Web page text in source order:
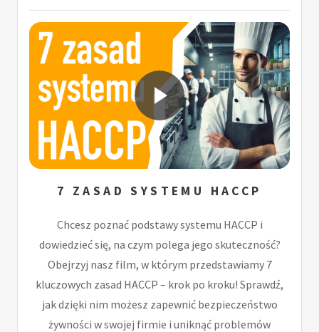
7 ZASAD SYSTEMU HACCP
Chcesz poznać podstawy systemu HACCP i
dowiedzieć się, na czym polega jego skuteczność?
Obejrzyj nasz film, w którym przedstawiamy 7
kluczowych zasad HACCP – krok po kroku! Sprawdź,
jak dzięki nim możesz zapewnić bezpieczeństwo
żywności w swojej firmie i uniknąć problemów